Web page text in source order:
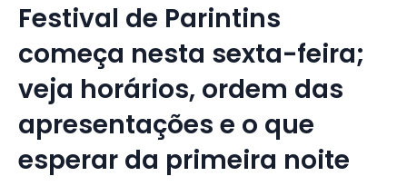
Festival de Parintins
começa nesta sexta-feira;
veja horários, ordem das
apresentações e o que
esperar da primeira noite